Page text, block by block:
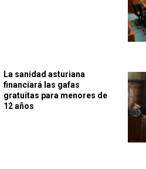
La sanidad asturiana
financiará las gafas
gratuitas para menores de
12 años